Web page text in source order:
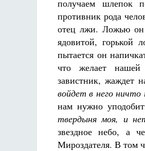
получаем шлепок
противник рода
отец лжи. Ложью он
ядовитой, горькой
пытается он
что желает
завистник, жаждет
войдет в него
нам нужно
твердыня моя, и
звездное небо, а
Мироздателя. В том